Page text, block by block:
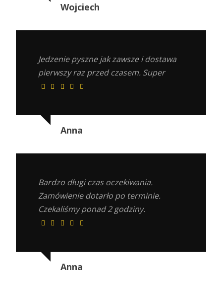
Wojciech
Jedzenie pyszne jak zawsze i dostawa
pierwszy raz przed czasem. Super
Anna
Bardzo długi czas oczekiwania.
Zamówienie dotarło po terminie.
Czekaliśmy ponad 2 godziny.
Anna